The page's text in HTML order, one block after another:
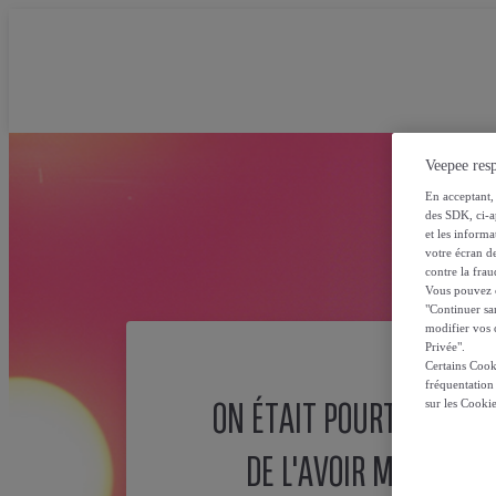
ON ÉTAIT POURTANT
DE L'AVOIR MISE ICI !
Veepee
En
des SDK, ci-
et les
votre écran
contre la
Vous pouvez
"Continuer
modifier vos
Privée".
Certains
fréquentation
sur les